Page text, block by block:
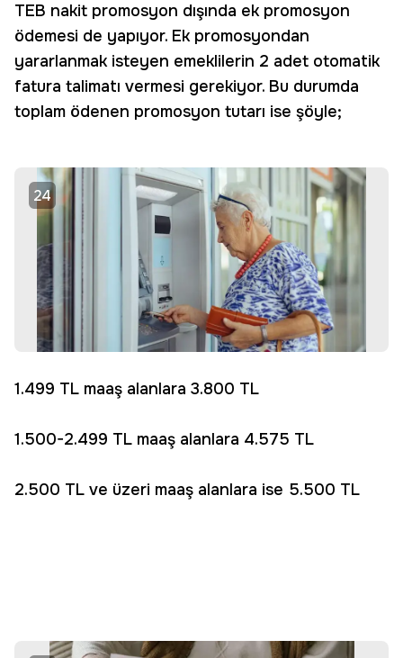
TEB nakit promosyon dışında ek promosyon
ödemesi de yapıyor. Ek promosyondan
yararlanmak isteyen emeklilerin 2 adet otomatik
fatura talimatı vermesi gerekiyor. Bu durumda
toplam ödenen promosyon tutarı ise şöyle;
24
1.499 TL maaş alanlara 3.800 TL
1.500-2.499 TL maaş alanlara 4.575 TL
2.500 TL ve üzeri maaş alanlara ise 5.500 TL